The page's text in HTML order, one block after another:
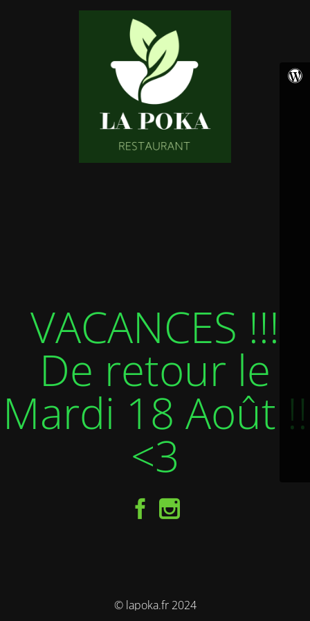
VACANCES !!!
De retour le
Mardi 18 Août !!
<3
© lapoka.fr 2024